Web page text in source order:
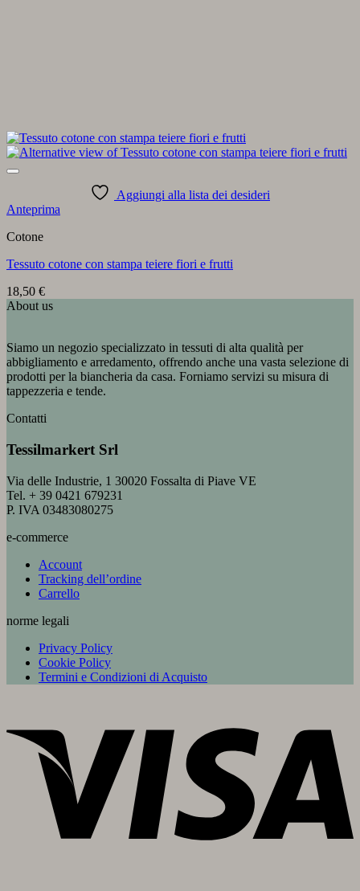
Aggiungi alla lista dei desideri
Anteprima
Cotone
Tessuto cotone con stampa teiere fiori e frutti
18,50 €
About us
Siamo un negozio specializzato in tessuti di alta qualità per
abbigliamento e arredamento, offrendo anche una vasta selezione di
prodotti per la biancheria da casa. Forniamo servizi su misura di
tappezzeria e tende.
Contatti
Tessilmarkert Srl
Via delle Industrie, 1 30020 Fossalta di Piave VE
Tel. + 39 0421 679231
P. IVA 03483080275
e-commerce
Account
Tracking dell’ordine
Carrello
norme legali
Privacy Policy
Cookie Policy
Termini e Condizioni di Acquisto